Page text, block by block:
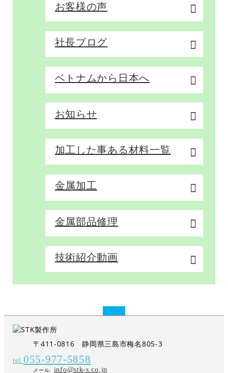
お客様の声
社長ブログ
ベトナムから日本へ
お知らせ
加工した事ある材料一覧
金属加工
金属部品修理
技術紹介動画
〒411-0816 静岡県三島市梅名805-3
tel.055-977-5858
メール. info@stk-s.co.jp